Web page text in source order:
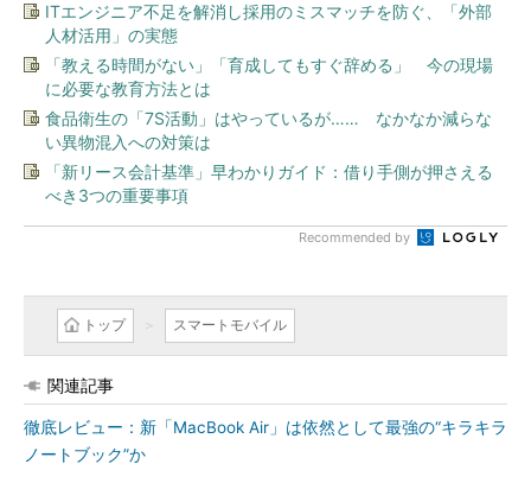
ITエンジニア不足を解消し採用のミスマッチを防ぐ、「外部
人材活用」の実態
「教える時間がない」「育成してもすぐ辞める」 今の現場
に必要な教育方法とは
食品衛生の「7S活動」はやっているが…… なかなか減らな
い異物混入への対策は
「新リース会計基準」早わかりガイド：借り手側が押さえる
べき3つの重要事項
Recommended by
トップ スマートモバイル
関連記事
徹底レビュー：新「MacBook Air」は依然として最強の“キラキラ
ノートブック”か